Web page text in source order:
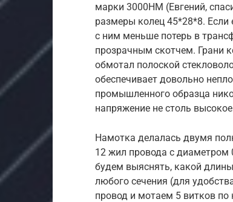
марки 3000НМ (Евгений,
размеры колец 45*28*8.
с ним меньше потерь в
прозрачным скотчем. Грани
обмотал полоской
обеспечивает довольно
промышленного образца
напряжение не столь
Намотка делалась двумя
12 жил провода с
будем выяснять, какой
любого сечения (для
провод и мотаем 5 витков по